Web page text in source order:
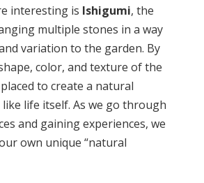
interesting is Ishigumi, the
multiple stones in a way
variation to the garden. By
color, and texture of the
to create a natural
like life itself. As we go through
and gaining experiences, we
own unique “natural